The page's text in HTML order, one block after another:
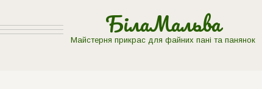
БілаМальва
Майстерня прикрас для файних пані та панянок